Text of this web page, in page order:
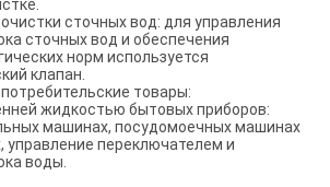
сточных вод: для управления
сточных вод и обеспечения
норм используется
клапан.
товары:
жидкостью бытовых приборов:
машинах, посудомоечных машинах
управление переключателем и
воды.